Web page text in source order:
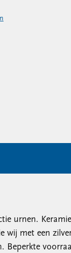
urnen.
wij met een
Beperkte